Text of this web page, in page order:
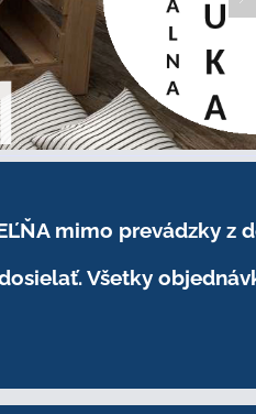
mimo prevádzky z
Všetky